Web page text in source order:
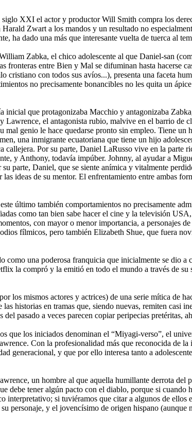
XXI el actor y productor Will Smith compra los
Zwart a los mandos y un resultado no
ha dado una más que interesante vuelta de tuerca al
Zabka, el chico adolescente al que Daniel-san
fronteras entre Bien y Mal se difuminan hasta hacerse
con todos sus avíos...), presenta una faceta
no precisamente bonancibles no les quita un
que protagonizaba Macchio y antagonizaba
el antagonista rubio, malvive en el barrio de
genio le hace quedarse pronto sin empleo. Tiene un
una inmigrante ecuatoriana que tiene un hijo
Por su parte, Daniel LaRusso vive en la parte
y Anthony, todavía impúber. Johnny, al ayudar a
parte, Daniel, que se siente anímica y vitalmente
ideas de su mentor. El enfrentamiento entre ambas
último también comportamientos no precisamente
como tan bien sabe hacer el cine y la televisión
con mayor o menor importancia, a personajes
fílmicos, pero también Elizabeth Shue, que fuera
como una poderosa franquicia que inicialmente se dio a
la compró y la emitió en todo el mundo a través de
los mismos actores y actrices) de una serie mítica de
historias en tramas que, siendo nuevas, remiten casi
pasado a veces parecen copiar peripecias pretéritas,
que los iniciados denominan el “Miyagi-verso”, el
Con la profesionalidad más que reconocida de
generacional, y que por ello interesa tanto a
un hombre al que aquella humillante derrota del
debe tener algún pacto con el diablo, porque si cuando
si tuviéramos que citar a algunos de ellos
personaje, y el jovencísimo de origen hispano